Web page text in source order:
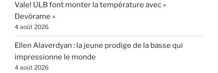
Vale! ULB font monter la température avec «
Devórame »
4 août 2026
Ellen Alaverdyan : la jeune prodige de la basse qui
impressionne le monde
4 août 2026